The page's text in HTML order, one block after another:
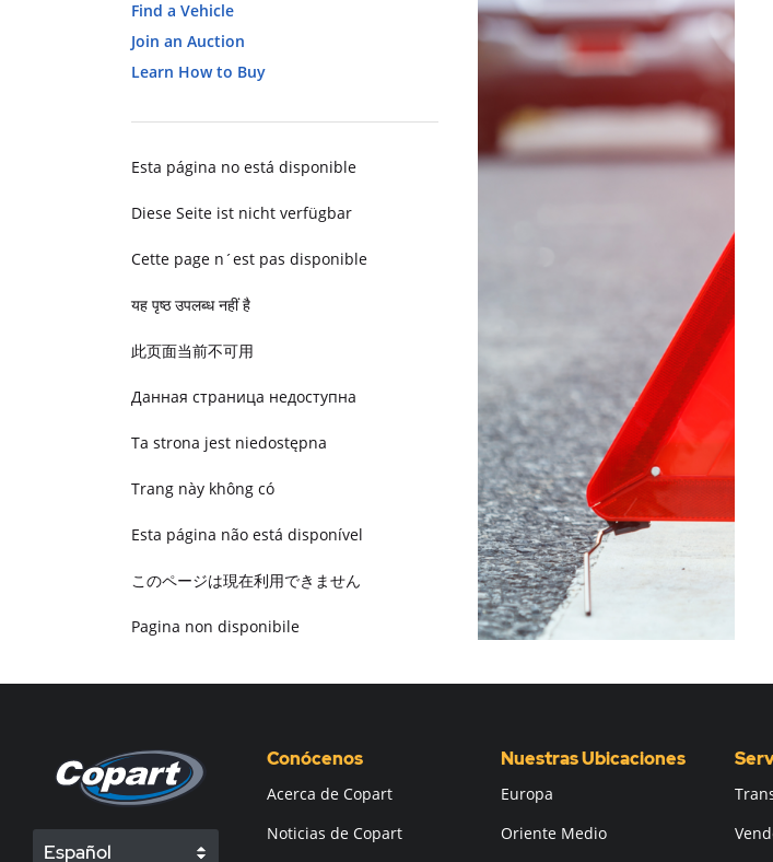
Find a Vehicle
Join an Auction
Learn How to Buy
Esta página no está disponible
Diese Seite ist nicht verfügbar
Cette page n´est pas disponible
यह पृष्ठ उपलब्ध नहीं है
此页面当前不可用
Данная страница недоступна
Ta strona jest niedostępna
Trang này không có
Esta página não está disponível
このページは現在利用できません
Pagina non disponibile
Español
Conócenos
Acerca de Copart
Noticias de Copart
Nuestras Ubicaciones
Europa
Oriente Medio